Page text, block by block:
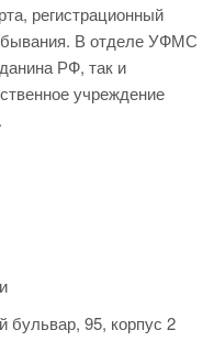
регистрационный
В отделе УФМС
РФ, так и
учреждение
бульвар, 95, корпус 2